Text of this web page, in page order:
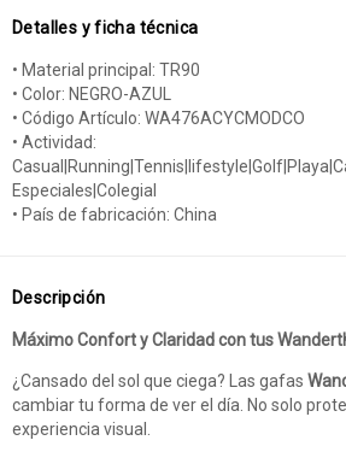
Detalles y ficha técnica
• Material principal: TR90
• Color: NEGRO-AZUL
• Código Artículo: WA476ACYCMODCO
• Actividad:
Especiales|Colegial
• País de fabricación: China
Descripción
Máximo Confort y Claridad con tus
¿Cansado del sol que ciega? Las gafas
cambiar tu forma de ver el día. No solo
experiencia visual.